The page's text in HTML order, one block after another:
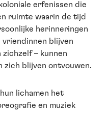
erfenissen die
ruimte waarin de tijd
herinneringen
vriendinnen blijven
zichzelf – kunnen
zich blijven ontvouwen.
lichamen het
en muziek